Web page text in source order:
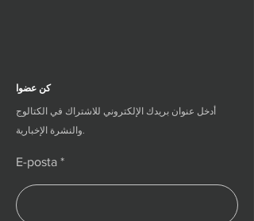
كن عضوا
أدخل عنوان بريدك الإلكتروني للاشتراك في الكتالوج
والنشرة الإخبارية.
E-posta